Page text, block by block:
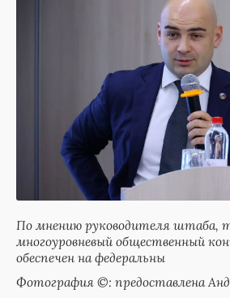
По мнению руководителя штаба,
многоуровневый общественный
обеспечен на федеральны
Фотография ©: предоставлена